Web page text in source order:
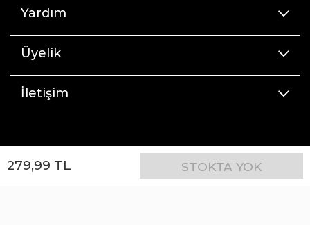
279,99 TL STOKTA YOK
Yardım
Üyelik
İletişim